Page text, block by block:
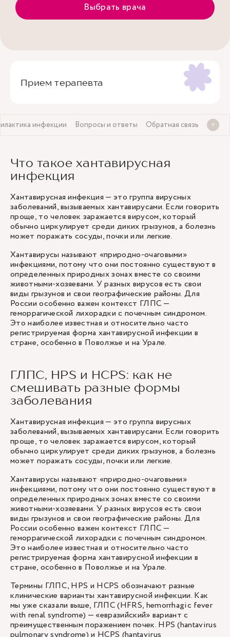
Выбрать врача
Прием терапевта
инфекции Вопросы и ответы Обратная связь
Что такое хантавирусная
инфекция
Хантавирусная инфекция — это группа вирусных
заболеваний, вызываемых хантавирусами. Если говорить
проще, то человек заражается вирусом, который
обычно циркулирует среди диких грызунов, а болезнь
может поражать сосуды, почки или легкие.
Хантавирусы называют «природно-очаговыми»
инфекциями, потому что они постоянно существуют в
определенных природных зонах вместе со своими
животными-хозяевами. У разных вирусов есть свои
виды грызунов и свои географические районы. Для
России особенно важен контекст ГЛПС —
геморрагической лихорадки с почечным синдромом.
Это наиболее известная и относительно часто
регистрируемая форма хантавирусной инфекции в
стране, особенно в Поволжье и на Урале.
ГЛПС, HPS и HCPS: как не
смешивать разные формы
заболевания
Хантавирусная инфекция — это группа вирусных
заболеваний, вызываемых хантавирусами. Если говорить
проще, то человек заражается вирусом, который
обычно циркулирует среди диких грызунов, а болезнь
может поражать сосуды, почки или легкие.
Хантавирусы называют «природно-очаговыми»
инфекциями, потому что они постоянно существуют в
определенных природных зонах вместе со своими
животными-хозяевами. У разных вирусов есть свои
виды грызунов и свои географические районы. Для
России особенно важен контекст ГЛПС —
геморрагической лихорадки с почечным синдромом.
Это наиболее известная и относительно часто
регистрируемая форма хантавирусной инфекции в
стране, особенно в Поволжье и на Урале.
Термины ГЛПС, HPS и HCPS обозначают разные
клинические варианты хантавирусной инфекции. Как
мы уже сказали выше, ГЛПС (HFRS, hemorrhagic fever
with renal syndrome) — «евразийский» вариант с
преимущественным поражением почек. HPS (hantavirus